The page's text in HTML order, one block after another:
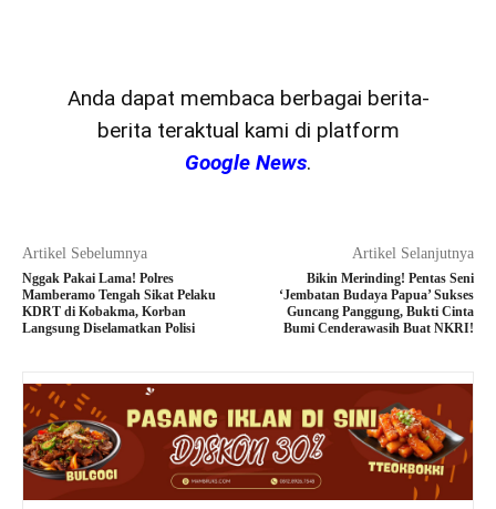
Anda dapat membaca berbagai berita-
berita teraktual kami di platform
Google News.
Artikel Sebelumnya
Nggak Pakai Lama! Polres
Mamberamo Tengah Sikat Pelaku
KDRT di Kobakma, Korban
Langsung Diselamatkan Polisi
Artikel Selanjutnya
Bikin Merinding! Pentas Seni
‘Jembatan Budaya Papua’ Sukses
Guncang Panggung, Bukti Cinta
Bumi Cenderawasih Buat NKRI!